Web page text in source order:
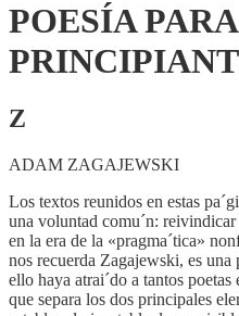
POESÍA PARA
Z
ADAM ZAGAJEWSKI
Los textos reunidos en estas
una voluntad comu´n:
en la era de la «pragma´tica»
nos recuerda Zagajewski, es una
ello haya atrai´do a tantos
que separa los dos principales